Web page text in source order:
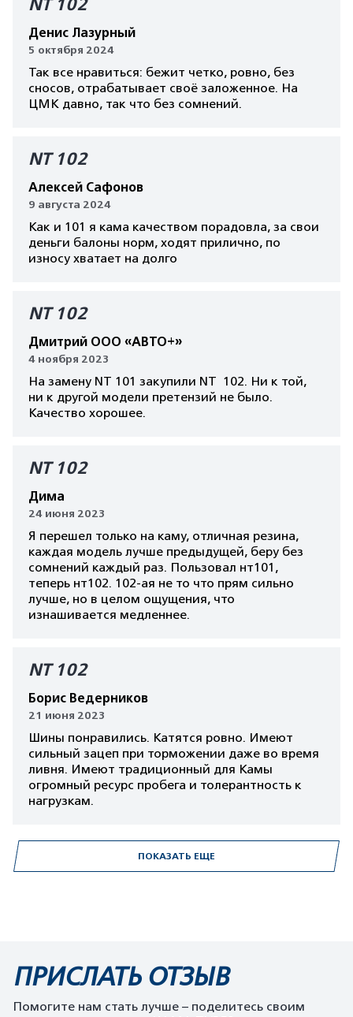
NT 102
Денис Лазурный
5 октября 2024
Так все нравиться: бежит четко, ровно, без
сносов, отрабатывает своё заложенное. На
ЦМК давно, так что без сомнений.
NT 102
Алексей Сафонов
9 августа 2024
Как и 101 я кама качеством порадовла, за свои
деньги балоны норм, ходят прилично, по
износу хватает на долго
NT 102
Дмитрий ООО «АВТО+»
4 ноября 2023
На замену NT 101 закупили NT 102. Ни к той,
ни к другой модели претензий не было.
Качество хорошее.
NT 102
Дима
24 июня 2023
Я перешел только на каму, отличная резина,
каждая модель лучше предыдущей, беру без
сомнений каждый раз. Пользовал нт101,
теперь нт102. 102-ая не то что прям сильно
лучше, но в целом ощущения, что
изнашивается медленнее.
NT 102
Борис Ведерников
21 июня 2023
Шины понравились. Катятся ровно. Имеют
сильный зацеп при торможении даже во время
ливня. Имеют традиционный для Камы
огромный ресурс пробега и толерантность к
нагрузкам.
ПОКАЗАТЬ ЕЩЕ
ПРИСЛАТЬ ОТЗЫВ
Помогите нам стать лучше – поделитесь своим